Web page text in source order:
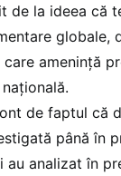
de la ideea că
globale,
amenință
de faptul că
până în
analizat în